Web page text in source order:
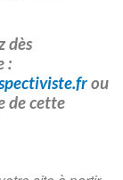
dès
:
ou
de cette